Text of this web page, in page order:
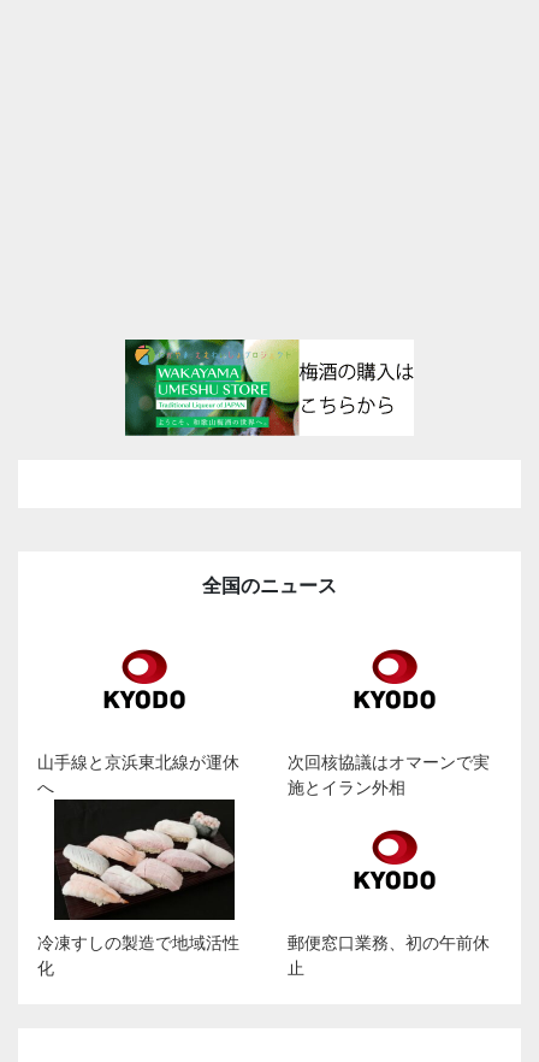
全国のニュース
山手線と京浜東北線が運休
へ
次回核協議はオマーンで実
施とイラン外相
冷凍すしの製造で地域活性
化
郵便窓口業務、初の午前休
止